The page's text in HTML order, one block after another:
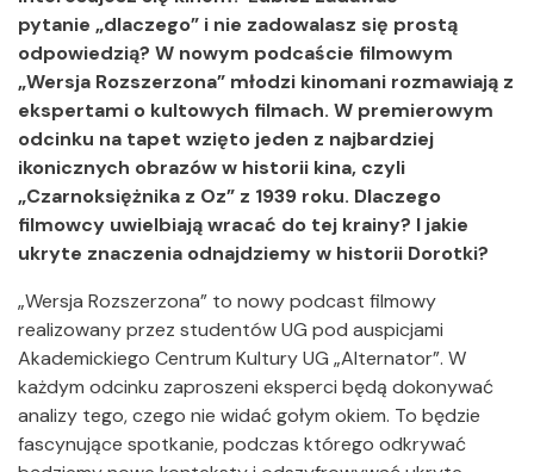
pytanie „dlaczego” i nie zadowalasz się prostą
odpowiedzią? W nowym podcaście filmowym
„Wersja Rozszerzona” młodzi kinomani rozmawiają z
ekspertami o kultowych filmach. W premierowym
odcinku na tapet wzięto jeden z najbardziej
ikonicznych obrazów w historii kina, czyli
„Czarnoksiężnika z Oz” z 1939 roku. Dlaczego
filmowcy uwielbiają wracać do tej krainy? I jakie
ukryte znaczenia odnajdziemy w historii Dorotki?
„Wersja Rozszerzona” to nowy podcast filmowy
realizowany przez studentów UG pod auspicjami
Akademickiego Centrum Kultury UG „Alternator”. W
każdym odcinku zaproszeni eksperci będą dokonywać
analizy tego, czego nie widać gołym okiem. To będzie
fascynujące spotkanie, podczas którego odkrywać